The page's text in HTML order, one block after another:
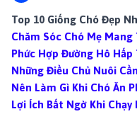
Top 10 Giống Chó Đẹp
Chăm Sóc Chó Mẹ
Phức Hợp Đường Hô Hấp
Những Điều Chủ Nuôi
Nên Làm Gì Khi Chó Ăn
Lợi Ích Bất Ngờ Khi Chạy